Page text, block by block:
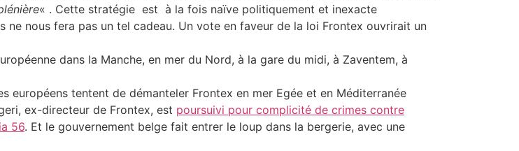
« . Cette stratégie est à la fois naïve politiquement et inexacte
ne nous fera pas un tel cadeau. Un vote en faveur de la loi Frontex ouvrirait un
dans la Manche, en mer du Nord, à la gare du midi, à Zaventem, à
européens tentent de démanteler Frontex en mer Egée et en Méditerranée
ex-directeur de Frontex, est poursuivi pour complicité de crimes contre
56. Et le gouvernement belge fait entrer le loup dans la bergerie, avec une